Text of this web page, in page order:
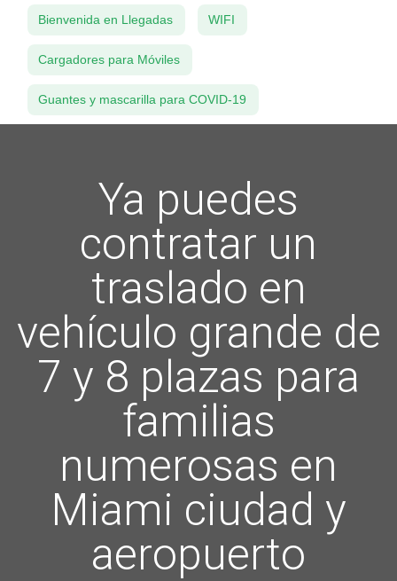
Bienvenida en Llegadas WIFI
Cargadores para Móviles
Guantes y mascarilla para COVID-19
Ya puedes
contratar un
traslado en
vehículo grande de
7 y 8 plazas para
familias
numerosas en
Miami ciudad y
aeropuerto